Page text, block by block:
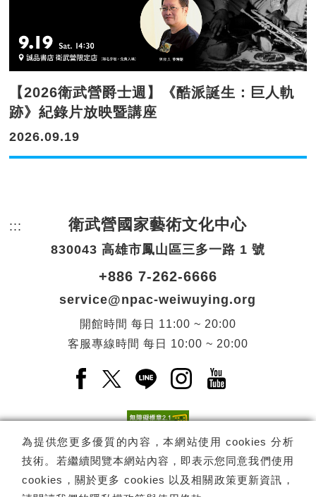
【2026衛武營爵士週】《酷派誕生：巨人軌
跡》紀錄片放映暨講座
2026.09.19
為提供您更多優質的內容，本網站使用 cookies 分析
技術。若繼續閱覽本網站內容，即表示您同意我們使用
cookies，關於更多 cookies 以及相關政策更新資訊，
::: 頁尾網站資訊。
衛武營國家藝術文化中心
830043 高雄市鳳山區三多一路 1 號
+886 7-262-6666
service@npac-weiwuying.org
開館時間 每日
11:00 ~ 20:00
客服專線時間 每日 10:00 ~ 20:00
Facebook(另開新視窗)
X(另開新視窗)
LINE(另開新視窗)
Instagram(另開新視
YouTube(另開
電子報訂閱 訂閱